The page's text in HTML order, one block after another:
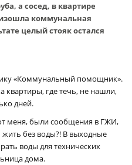
а сосед, в квартире
коммунальная
целый стояк остался
«Коммунальный помощник».
квартиры, где течь, не нашли,
дней.
меня, были сообщения в ГЖИ,
без воды?! В выходные
воды для технических
дома.